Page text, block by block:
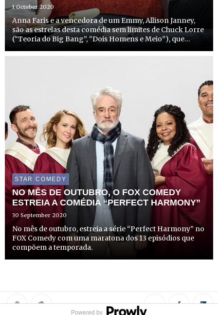
1 October 2020
Anna Faris e a vencedora de um Emmy, Allison Janney,
são as estrelas desta comédia sem limites de Chuck Lorre
(“Teoria do Big Bang”, “Dois Homens e Meio”), que
no FOX Comedy.
STAR COMEDY
NO MÊS DE OUTUBRO, O FOX COMEDY
ESTREIA A COMÉDIA “PERFECT HARMONY”
30 September 2020
No mês de outubro, estreia a série “Perfect Harmony” no
FOX Comedy com uma maratona dos 13 episódios que
compõem a temporada.
Powered by